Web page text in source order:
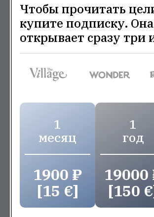
Чтобы прочитать
купите подписку. Она
открывает сразу три
1
месяц
1900 ₽
[15 €]
1
год
19000
[150